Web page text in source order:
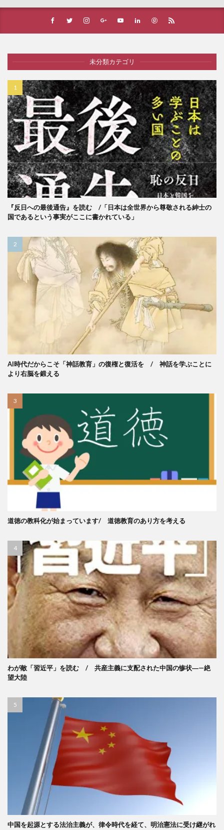
未分類カテゴリ
『反日への最後通告』を読む /「日本は全世界から尊敬される紳士の
国であるという事実がここに書かれている」
AI時代だからこそ「神話教育」の復権と復活を / 神話を学ぶことに
より右脳を鍛える
道徳の教科化が始まっています/ 道徳教育のあり方を考える
わが敵「習近平」を読む / 共産主義に支配された中国の惨状―—絶
望大陸
中国を起源とする法治主義が、律令時代を経て、明治憲法に受け継がれ